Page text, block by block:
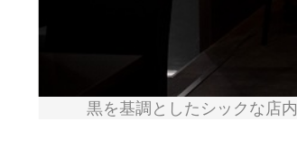
黒を基調としたシックな店